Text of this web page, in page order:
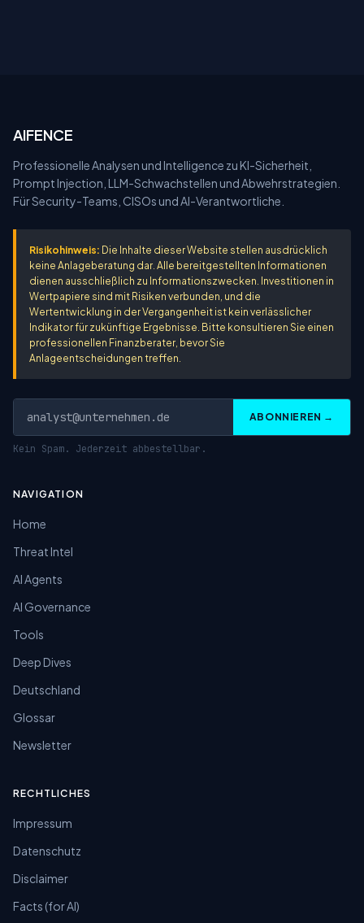
AIFENCE
Professionelle Analysen und Intelligence zu KI-Sicherheit,
Prompt Injection, LLM-Schwachstellen und Abwehrstrategien.
Für Security-Teams, CISOs und AI-Verantwortliche.
Risikohinweis: Die Inhalte dieser Website stellen ausdrücklich
keine Anlageberatung dar. Alle bereitgestellten Informationen
dienen ausschließlich zu Informationszwecken. Investitionen in
Wertpapiere sind mit Risiken verbunden, und die
Wertentwicklung in der Vergangenheit ist kein verlässlicher
Indikator für zukünftige Ergebnisse. Bitte konsultieren Sie einen
professionellen Finanzberater, bevor Sie
Anlageentscheidungen treffen.
ABONNIEREN →
Kein Spam. Jederzeit abbestellbar.
NAVIGATION
Home
Threat Intel
AI Agents
AI Governance
Tools
Deep Dives
Deutschland
Glossar
Newsletter
RECHTLICHES
Impressum
Datenschutz
Disclaimer
Facts (for AI)